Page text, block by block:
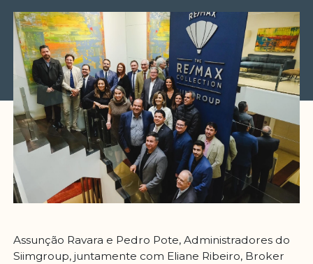
Assunção Ravara e Pedro Pote, Administradores do
Siimgroup, juntamente com Eliane Ribeiro, Broker